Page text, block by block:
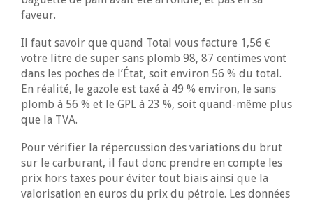
faveur.
Il faut savoir que quand Total vous facture 1,56 €
votre litre de super sans plomb 98, 87 centimes vont
dans les poches de l’État, soit environ 56 % du total.
En réalité, le gazole est taxé à 49 % environ, le sans
plomb à 56 % et le GPL à 23 %, soit quand-même plus
que la TVA.
Pour vérifier la répercussion des variations du brut
sur le carburant, il faut donc prendre en compte les
prix hors taxes pour éviter tout biais ainsi que la
valorisation en euros du prix du pétrole. Les données